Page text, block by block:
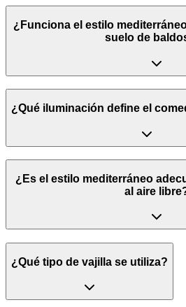
¿Funciona el estilo
suelo de
¿Qué iluminación define el
¿Es el estilo mediterráneo
al aire
¿Qué tipo de vajilla se utiliza?